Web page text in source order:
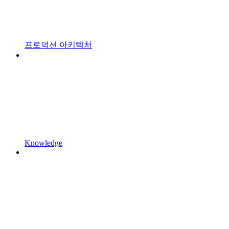
프로덕션 아키텍처
Knowledge